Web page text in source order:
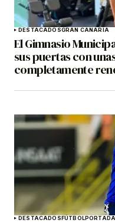
DESTACADOSGRAN CANARIA
El Gimnasio
sus puertas con
completamente
DESTACADOSFÚTBOL